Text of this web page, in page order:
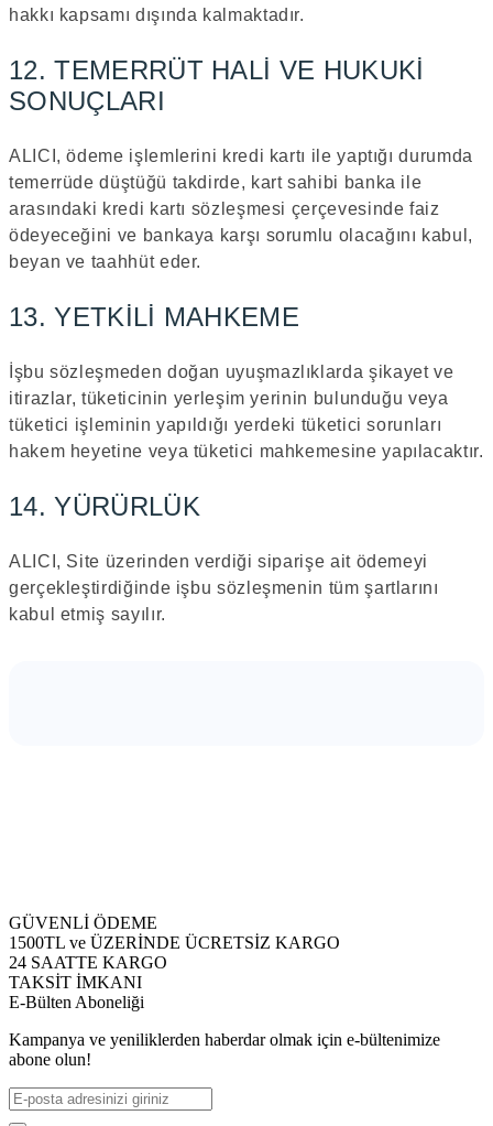
hakkı kapsamı dışında kalmaktadır.
12. TEMERRÜT HALİ VE HUKUKİ
SONUÇLARI
ALICI, ödeme işlemlerini kredi kartı ile yaptığı durumda
temerrüde düştüğü takdirde, kart sahibi banka ile
arasındaki kredi kartı sözleşmesi çerçevesinde faiz
ödeyeceğini ve bankaya karşı sorumlu olacağını kabul,
beyan ve taahhüt eder.
13. YETKİLİ MAHKEME
İşbu sözleşmeden doğan uyuşmazlıklarda şikayet ve
itirazlar, tüketicinin yerleşim yerinin bulunduğu veya
tüketici işleminin yapıldığı yerdeki tüketici sorunları
hakem heyetine veya tüketici mahkemesine yapılacaktır.
14. YÜRÜRLÜK
ALICI, Site üzerinden verdiği siparişe ait ödemeyi
gerçekleştirdiğinde işbu sözleşmenin tüm şartlarını
kabul etmiş sayılır.
GÜVENLİ ÖDEME
1500TL ve ÜZERİNDE ÜCRETSİZ KARGO
24 SAATTE KARGO
TAKSİT İMKANI
E-Bülten Aboneliği
Kampanya ve yeniliklerden haberdar olmak için e-bültenimize
abone olun!